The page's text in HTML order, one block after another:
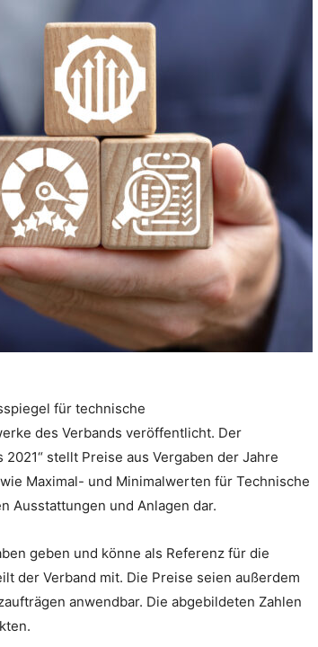
für technische
des Verbands veröffentlicht. Der
stellt Preise aus Vergaben der Jahre
Maximal- und Minimalwerten für Technische
Ausstattungen und Anlagen dar.
geben und könne als Referenz für die
der Verband mit. Die Preise seien außerdem
anwendbar. Die abgebildeten Zahlen